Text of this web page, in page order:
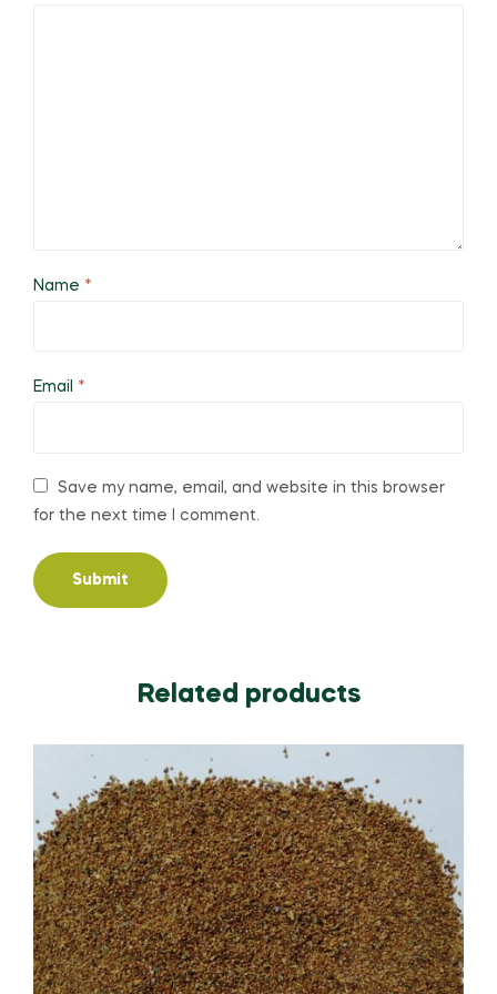
Name *
Email *
Save my name, email, and website in this browser
for the next time I comment.
Related products